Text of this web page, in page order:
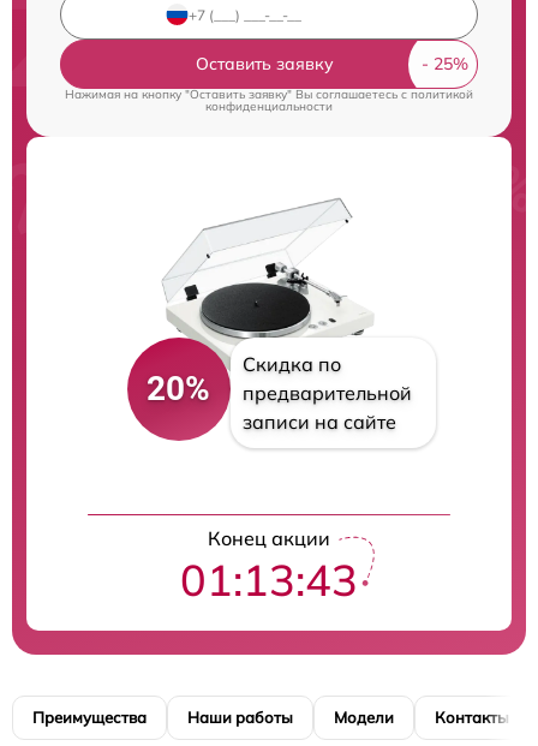
Оставить заявку
Нажимая на кнопку "Оставить заявку" Вы соглашаетесь cполитикой
конфиденциальности
20%
Скидка по
предварительной
записи на сайте
Конец акции
01:13:42
Преимущества Наши работы Модели Контакты